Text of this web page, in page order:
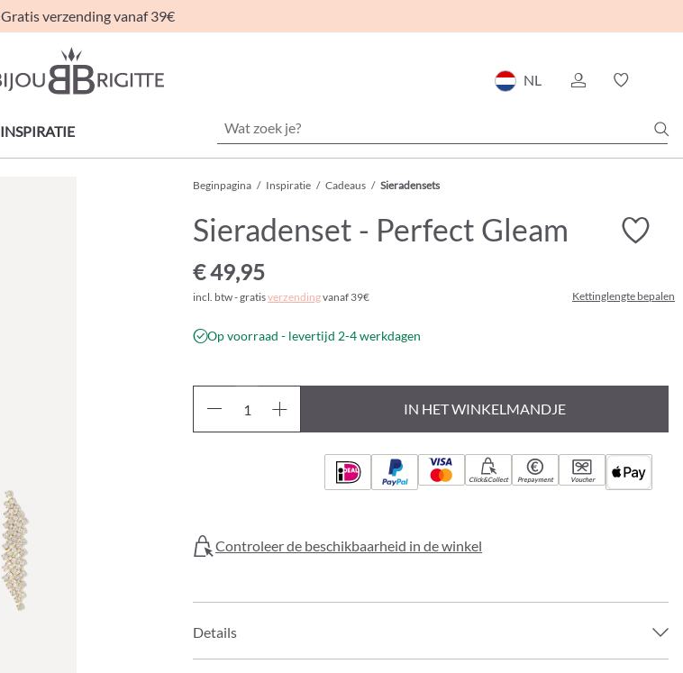
Gratis verzending vanaf 39€
NL
INSPIRATIE
Beginpagina / Inspiratie / Cadeaus / Sieradensets
Sieradenset - Perfect Gleam
€ 49,95
incl. btw - gratisverzendingvanaf 39€ Kettinglengte bepalen
Op voorraad - levertijd 2-4 werkdagen
IN HET WINKELMANDJE
Click&Collect Prepayment Voucher
Controleer de beschikbaarheid in de winkel
Details